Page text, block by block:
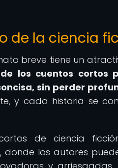
de la ciencia
breve tiene un
los cuentos cortos
sin perder
y cada historia se
de ciencia
donde los autores